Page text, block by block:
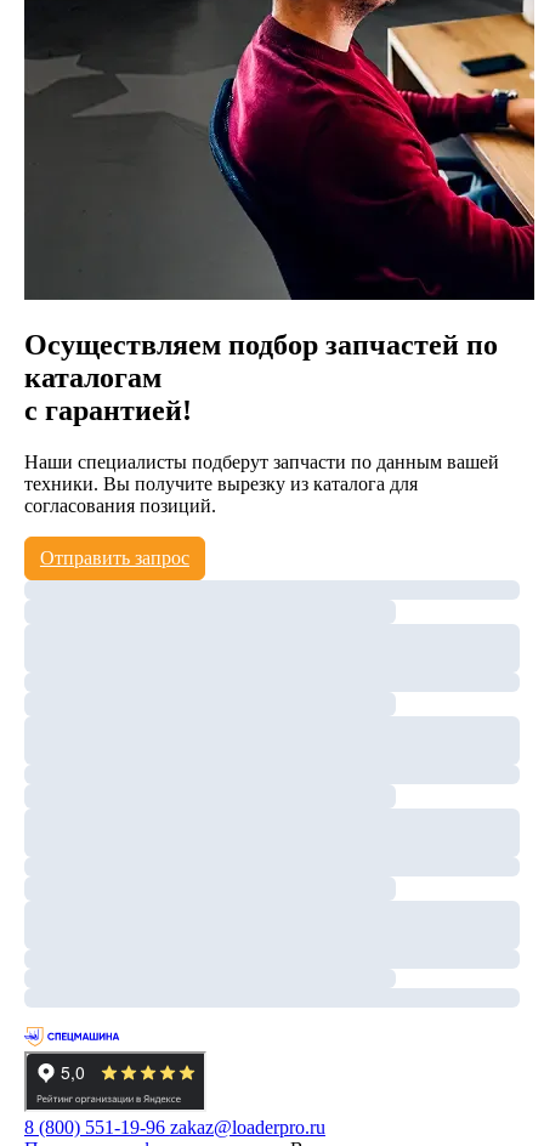
Осуществляем подбор запчастей по
каталогам
с гарантией!
Наши специалисты подберут запчасти по данным вашей
техники. Вы получите вырезку из каталога для
согласования позиций.
Отправить запрос
8 (800) 551-19-96 zakaz@loaderpro.ru